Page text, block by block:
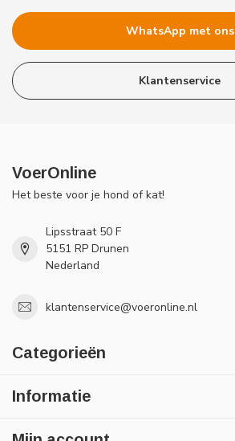
WhatsApp met ons
Klantenservice
VoerOnline
Het beste voor je hond of kat!
Lipsstraat 50 F
5151 RP Drunen
Nederland
klantenservice@voeronline.nl
Categorieën
Informatie